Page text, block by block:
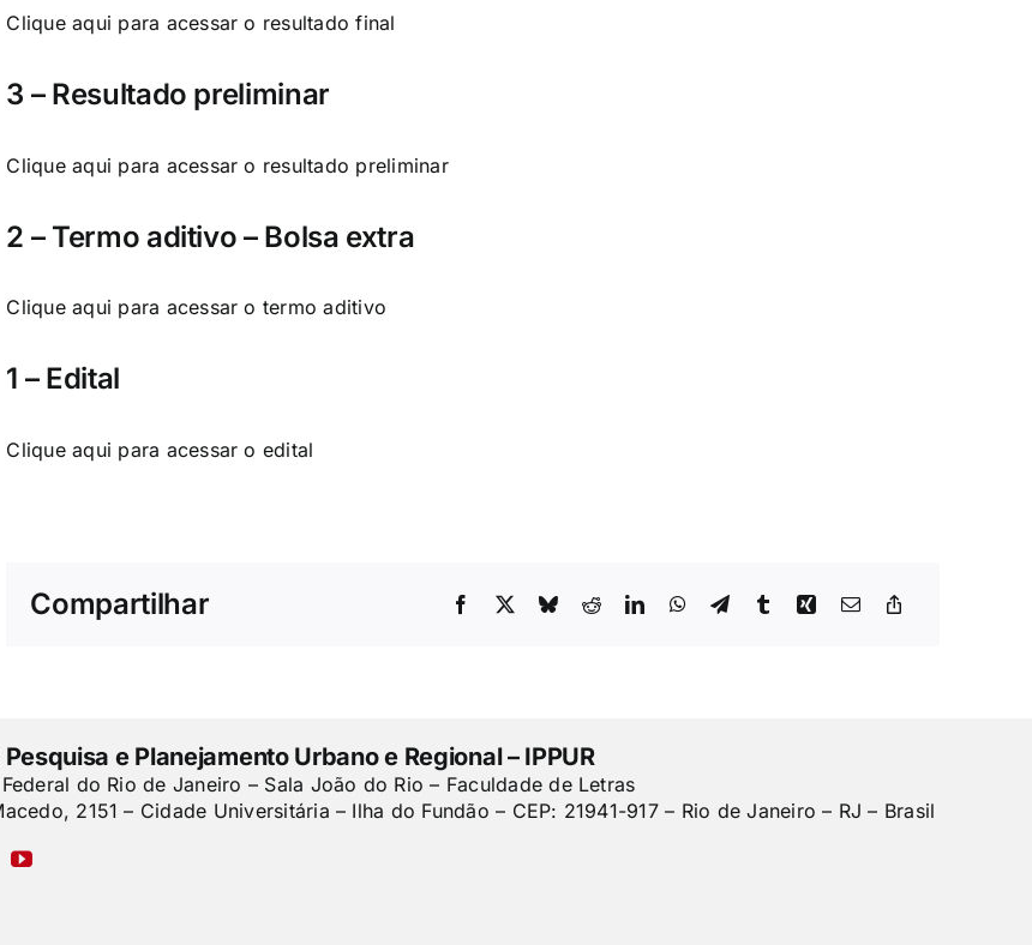
Clique aqui para acessar o resultado final
3 – Resultado preliminar
Clique aqui para acessar o resultado preliminar
2 – Termo aditivo – Bolsa extra
Clique aqui para acessar o termo aditivo
1 – Edital
Clique aqui para acessar o edital
Compartilhar
e Planejamento Urbano e Regional – IPPUR
do Rio de Janeiro – Sala João do Rio – Faculdade de Letras
2151 – Cidade Universitária – Ilha do Fundão – CEP: 21941-917 – Rio de Janeiro – RJ – Brasil